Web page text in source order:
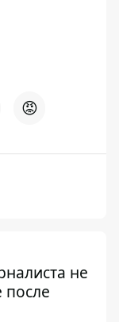
😡
не